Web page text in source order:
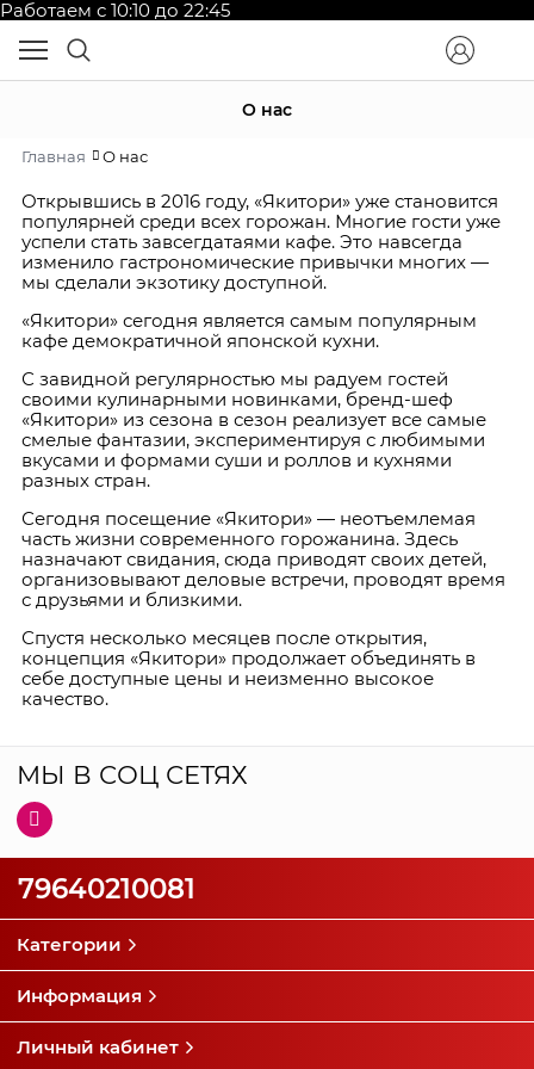
Работаем с 10:10 до 22:45
О нас
Главная О нас
Открывшись в 2016 году, «Якитори» уже становится
популярней среди всех горожан. Многие гости уже
успели стать завсегдатаями кафе. Это навсегда
изменило гастрономические привычки многих —
мы сделали экзотику доступной.
«Якитори» сегодня является самым популярным
кафе демократичной японской кухни.
С завидной регулярностью мы радуем гостей
своими кулинарными новинками, бренд-шеф
«Якитори» из сезона в сезон реализует все самые
смелые фантазии, экспериментируя с любимыми
вкусами и формами суши и роллов и кухнями
разных стран.
Сегодня посещение «Якитори» — неотъемлемая
часть жизни современного горожанина. Здесь
назначают свидания, сюда приводят своих детей,
организовывают деловые встречи, проводят время
с друзьями и близкими.
Спустя несколько месяцев после открытия,
концепция «Якитори» продолжает объединять в
себе доступные цены и неизменно высокое
качество.
МЫ В СОЦ СЕТЯХ
79640210081
Категории
Информация
Личный кабинет